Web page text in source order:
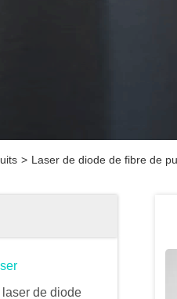
> Laser de diode de fibre de
de diode